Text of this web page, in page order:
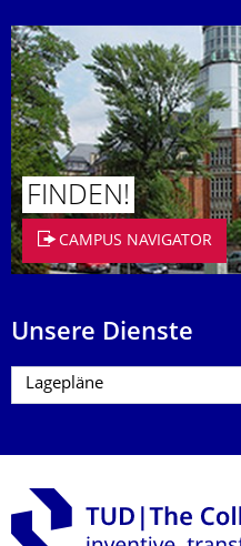
FINDEN!
CAMPUS NAVIGATOR
Unsere Dienste